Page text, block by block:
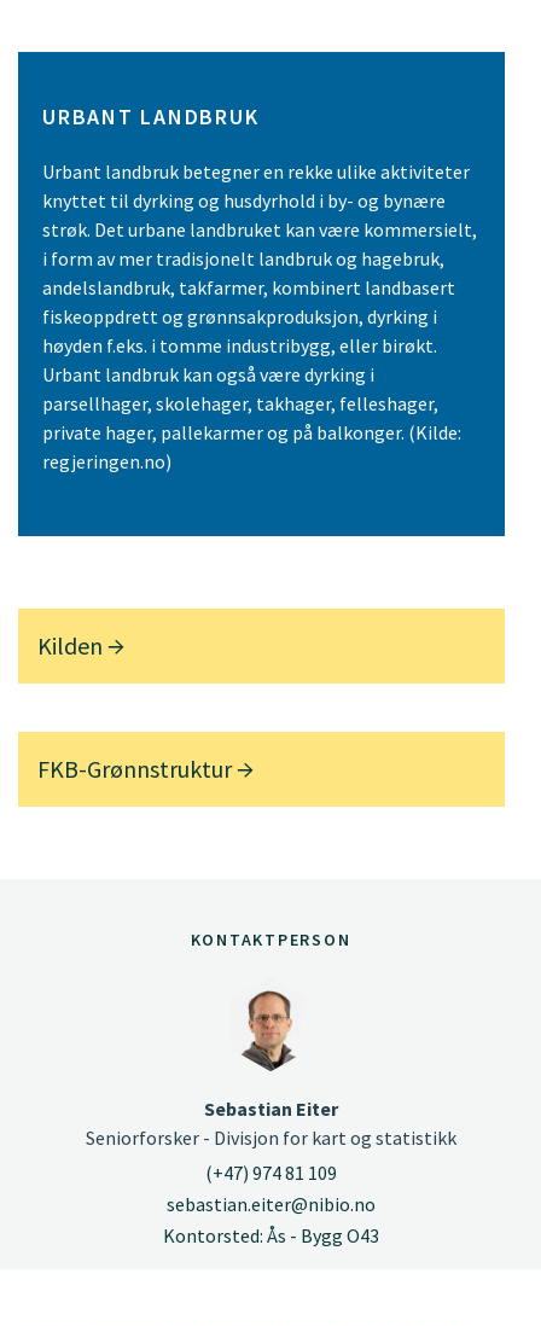
URBANT LANDBRUK
Urbant landbruk betegner en rekke ulike aktiviteter
knyttet til dyrking og husdyrhold i by- og bynære
strøk. Det urbane landbruket kan være kommersielt,
i form av mer tradisjonelt landbruk og hagebruk,
andelslandbruk, takfarmer, kombinert landbasert
fiskeoppdrett og grønnsakproduksjon, dyrking i
høyden f.eks. i tomme industribygg, eller birøkt.
Urbant landbruk kan også være dyrking i
parsellhager, skolehager, takhager, felleshager,
private hager, pallekarmer og på balkonger. (Kilde:
regjeringen.no)
Kilden
FKB-Grønnstruktur
KONTAKTPERSON
Sebastian Eiter
Seniorforsker - Divisjon for kart og statistikk
(+47) 974 81 109
sebastian.eiter@nibio.no
Kontorsted: Ås - Bygg O43